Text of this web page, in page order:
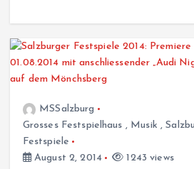
MSSalzburg
Grosses Festspielhaus , Musik ,
Festspiele
August 2, 2014
1243 views